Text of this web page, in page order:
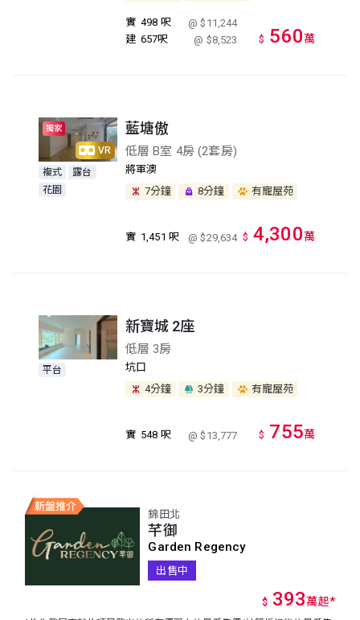
實 498 呎
@ $11,244
建 657呎 @ $8,523 $ 560萬
VR
獨家
複式
露台
花園
藍塘傲
低層 B室 4房 (2套房)
將軍澳
7分鐘
8分鐘 有寵屋苑
實 1,451 呎 @ $29,634 $ 4,300萬
平台
新寶城 2座
低層 3房
坑口
4分鐘
3分鐘 有寵屋苑
實 548 呎 @ $13,777 $ 755萬
錦田北
芊御
Garden Regency
出售中
$ 393萬起*